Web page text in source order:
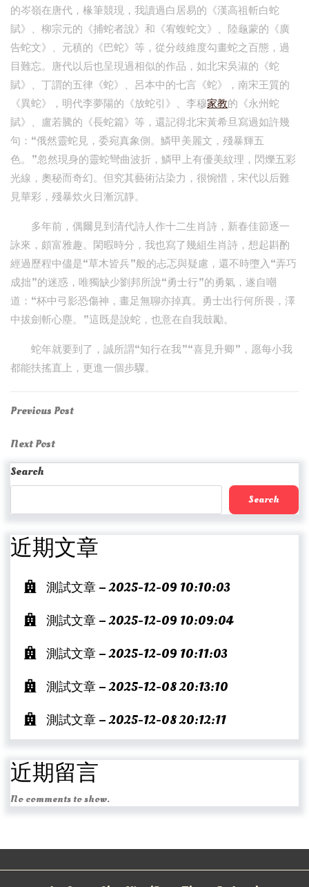
的岑嶺在唐代，椽筆競現，我讀過白居易的《漢高祖斬白蛇
賦》、柳宗元的《捕蛇者說》和《宥蝮蛇文》、陸龜蒙的《廣
告蛇文》、元稹的《巴蛇》等，從分歧維度勾畫蛇之百態，過
目難忘。唐代以后也呈現過相似的作品，如北宋吳淑的《蛇
賦》、丁謂的五律《蛇》、呂本中的七言《蛇》，南宋王質的
《異蛇》，明代李夢陽的《放蛇引》、李穆家教的《永州蛇
賦》、盧若騰的《長蛇篇》等，還記得北宋黃希旦寫過如許幾
句：“俄然靈蛇見，委宛真象側。鱗甲美麗文，殘暴輝五
色。”忽然現身的靈蛇彎曲波折，鱗甲上有優美紋理，閃爍五彩
光線，奧秘而奇幻。但究其藝術沾染力，很惋惜，宋代以后難
見華彩，殘暴炊火日漸沉靜。
多年前，偶爾見到清代詩人作十二生肖詩，新春佳節逐一
詠來，頗富雅趣。閑暇時分，我也寫了幾組生肖詩，想起斟酌
經過歷程中儘是“草木皆兵”般的忐忑與疑慮，還不時墮入“弄巧
成拙”的迷惑，唯獨缺少劉邦所說“勇士行”的勇氣，遂自嘲
道：“杯中弓影恐傷神，畫足無聊亦掉真。勇士出行何所畏，澤
中拔劍斬心塵。”這既是說蛇，也意在自我鼓勵。
蛇年就要到了，誠所謂“知行在我”“喜見升卿”，愿每小我
都能扶搖直上，更進一個步驟。
Post
navigation
Previous
Previous Post
Next
Post
Next Post
Search
Search
近期文章
測試文章 – 2025-12-09 10:10:03
測試文章 – 2025-12-09 10:09:04
測試文章 – 2025-12-09 10:11:03
測試文章 – 2025-12-08 20:13:10
測試文章 – 2025-12-08 20:12:11
近期留言
No comments to show.